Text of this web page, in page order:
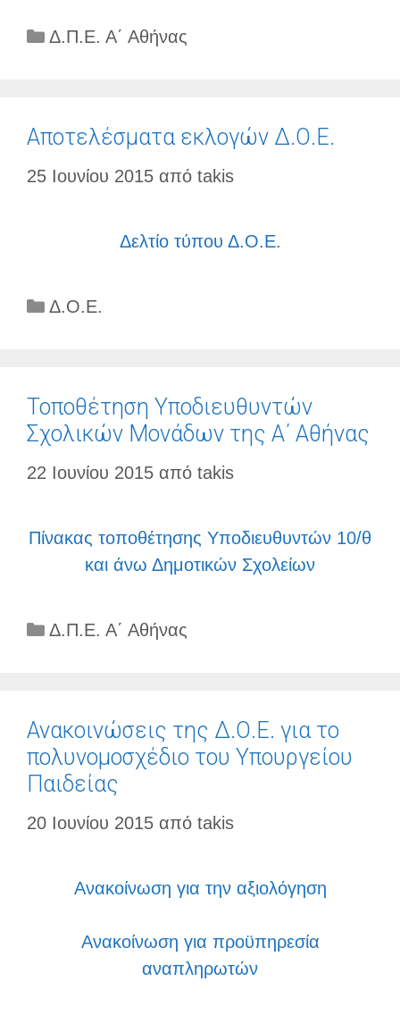
Κατηγορίες
Δ.Π.Ε. Α΄ Αθήνας
Αποτελέσματα εκλογών Δ.Ο.Ε.
25 Ιουνίου 2015 από takis
Δελτίο τύπου Δ.Ο.Ε.
Κατηγορίες
Δ.Ο.Ε.
Τοποθέτηση Υποδιευθυντών
Σχολικών Μονάδων της Α΄ Αθήνας
22 Ιουνίου 2015 από takis
Πίνακας τοποθέτησης Υποδιευθυντών 10/θ
και άνω Δημοτικών Σχολείων
Κατηγορίες
Δ.Π.Ε. Α΄ Αθήνας
Ανακοινώσεις της Δ.Ο.Ε. για το
πολυνομοσχέδιο του Υπουργείου
Παιδείας
20 Ιουνίου 2015 από takis
Ανακοίνωση για την αξιολόγηση
Ανακοίνωση για προϋπηρεσία
αναπληρωτών